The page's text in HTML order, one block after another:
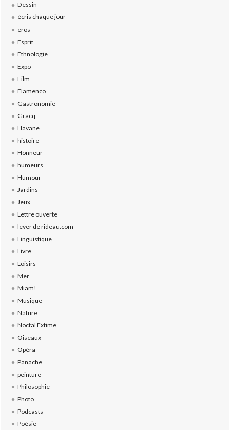
Dessin
écris chaque jour
eros
Esprit
Ethnologie
Expo
Film
Flamenco
Gastronomie
Gracq
Havane
histoire
Honneur
humeurs
Humour
Jardins
Jeux
Lettre ouverte
lever de rideau.com
Linguistique
Livre
Loisirs
Mer
Miam!
Musique
Nature
Noctal Extime
Oiseaux
Opéra
Panache
peinture
Philosophie
Photo
Podcasts
Poésie